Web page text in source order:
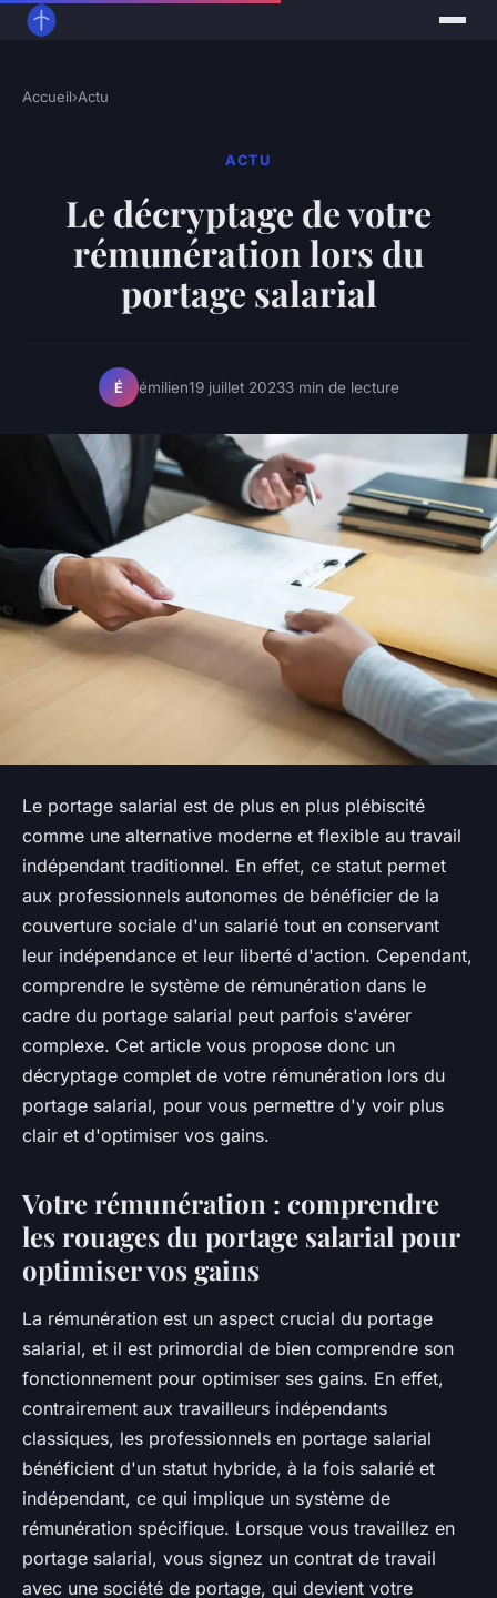
Accueil›Actu
ACTU
Le décryptage de votre
rémunération lors du
portage salarial
É émilien19 juillet 20233 min de lecture
Le portage salarial est de plus en plus plébiscité
comme une alternative moderne et flexible au travail
indépendant traditionnel. En effet, ce statut permet
aux professionnels autonomes de bénéficier de la
couverture sociale d'un salarié tout en conservant
leur indépendance et leur liberté d'action. Cependant,
comprendre le système de rémunération dans le
cadre du portage salarial peut parfois s'avérer
complexe. Cet article vous propose donc un
décryptage complet de votre rémunération lors du
portage salarial, pour vous permettre d'y voir plus
clair et d'optimiser vos gains.
Votre rémunération : comprendre
les rouages du portage salarial pour
optimiser vos gains
La rémunération est un aspect crucial du portage
salarial, et il est primordial de bien comprendre son
fonctionnement pour optimiser ses gains. En effet,
contrairement aux travailleurs indépendants
classiques, les professionnels en portage salarial
bénéficient d'un statut hybride, à la fois salarié et
indépendant, ce qui implique un système de
rémunération spécifique. Lorsque vous travaillez en
portage salarial, vous signez un contrat de travail
avec une société de portage, qui devient votre